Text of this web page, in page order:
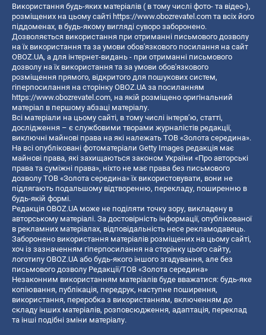
Використання будь-яких матеріалів ( в тому числі фото- та відео-),
розміщених на цьому сайті https://www.obozrevatel.com та всіх його
піддоменах, в будь-якому вигляді суворо заборонено.
Дозволяється використання при отриманні письмового дозволу
на їх використання та за умови обов'язкового посилання на сайт
OBOZ.UA, а для інтернет-видань - при отриманні письмового
дозволу на їх використання та за умови обов'язкового
розміщення прямого, відкритого для пошукових систем,
гіперпосилання на сторінку OBOZ.UA за посиланням
https://www.obozrevatel.com, на якій розміщено оригінальний
матеріал в першому абзаці матеріалу.
Всі матеріали на цьому сайті, в тому числі інтерв’ю, статті,
дослідження – є службовими творами журналістів редакції,
виключні майнові права на які належать ТОВ «Золота середина».
На всі опубліковані фотоматеріали Getty Images редакція має
майнові права, які захищаються законом України «Про авторські
права та суміжні права», ніхто не має права без письмового
дозволу ТОВ «Золота середина» їх використовувати, вони не
підлягають подальшому відтворенню, перекладу, поширенню в
будь-якій формі.
Редакція OBOZ.UA може не поділяти точку зору, викладену в
авторському матеріалі. За достовірність інформації, опублікованої
в рекламних матеріалах, відповідальність несе рекламодавець.
Заборонено використання матеріалів розміщених на цьому сайті,
хоч із зазначенням гіперпосилання на сторінку цього сайту,
логотипу OBOZ.UA або будь-якого іншого згадування, але без
письмового дозволу Редакції/ТОВ «Золота середина»
Незаконним використанням матеріалів буде вважатися: будь-яке
копiювання, публiкацiя, передрук, наступне поширення,
використання, переробка з використанням, включенням до
складу інших матеріалів, розповсюдження, адаптація, переклад
та інші подібні зміни матеріалу.